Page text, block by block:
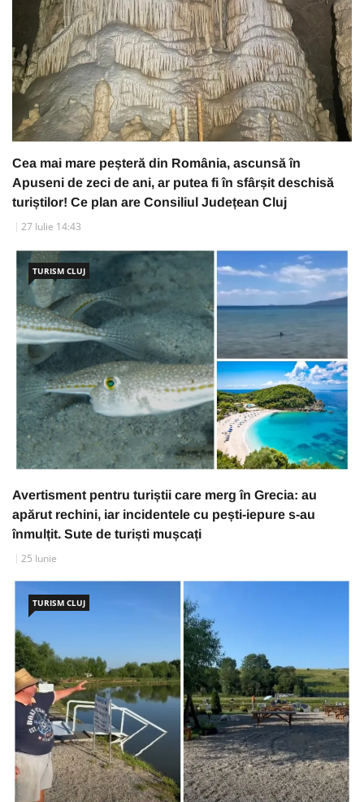
Cea mai mare peșteră din România, ascunsă în
Apuseni de zeci de ani, ar putea fi în sfârșit deschisă
turiștilor! Ce plan are Consiliul Județean Cluj
27 Iulie 14:43
TURISM CLUJ
Avertisment pentru turiștii care merg în Grecia: au
apărut rechini, iar incidentele cu pești-iepure s-au
înmulțit. Sute de turiști mușcați
25 Iunie
TURISM CLUJ